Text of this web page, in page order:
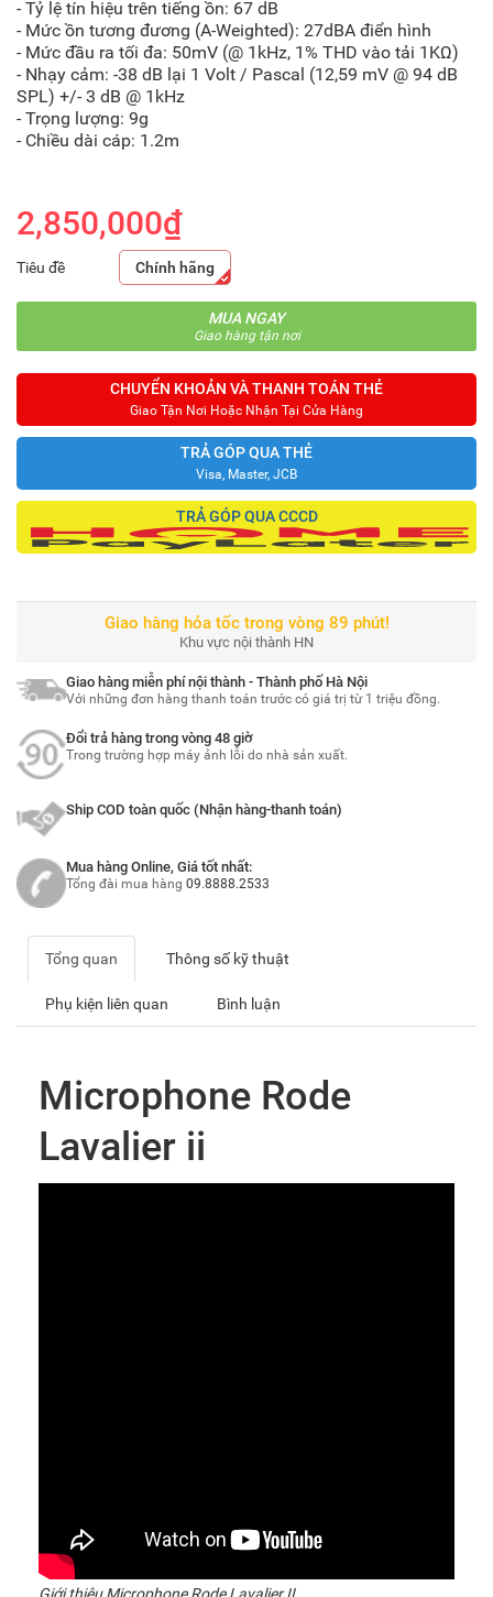
- Tỷ lệ tín hiệu trên tiếng ồn: 67 dB
- Mức ồn tương đương (A-Weighted): 27dBA điển hình
- Mức đầu ra tối đa: 50mV (@ 1kHz, 1% THD vào tải 1KΩ)
- Nhạy cảm: -38 dB lại 1 Volt / Pascal (12,59 mV @ 94 dB
SPL) +/- 3 dB @ 1kHz
- Trọng lượng: 9g
- Chiều dài cáp: 1.2m
2,850,000₫
Tiêu đề Chính hãng
MUA NGAY
Giao hàng tận nơi
CHUYỂN KHOẢN VÀ THANH TOÁN THẺ
Giao Tận Nơi Hoặc Nhận Tại Cửa Hàng
TRẢ GÓP QUA THẺ
Visa, Master, JCB
TRẢ GÓP QUA CCCD
Giao hàng hỏa tốc trong vòng 89 phút!
Khu vực nội thành HN
Giao hàng miễn phí nội thành - Thành phố Hà Nội
Với những đơn hàng thanh toán trước có giá trị từ 1 triệu đồng.
Đổi trả hàng trong vòng 48 giờ
Trong trường hợp máy ảnh lỗi do nhà sản xuất.
Ship COD toàn quốc (Nhận hàng-thanh toán)
Mua hàng Online, Giá tốt nhất:
Tổng đài mua hàng 09.8888.2533
Tổng quan Thông số kỹ thuật
Phụ kiện liên quan Bình luận
Microphone Rode
Lavalier ii